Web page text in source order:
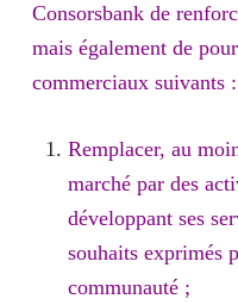
Consorsbank de
mais également de
commerciaux suivants :
Remplacer, au
marché par des
développant ses
souhaits exprimés
communauté ;